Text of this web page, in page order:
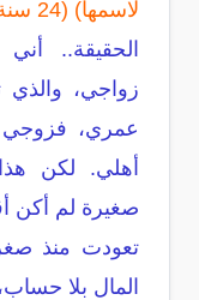
لاسمها) (24 سنة):
الحقيقة..
زواجي،
عمري، فزوجي
أهلي. لكن
صغيرة لم أكن
تعودت منذ
المال بلا